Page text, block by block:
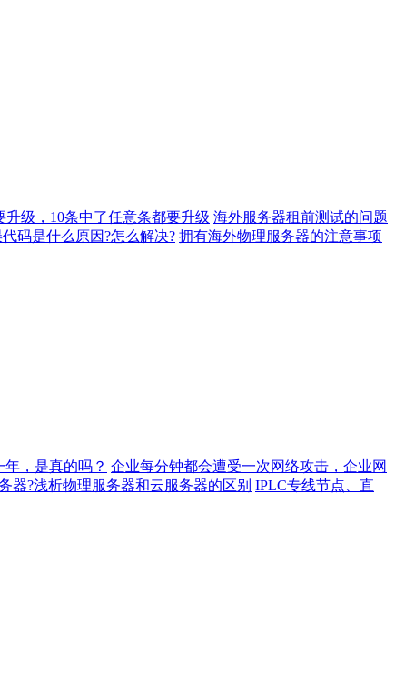
级，10条中了任意条都要升级 海外服务器租前测试的问题
码是什么原因?怎么解决? 拥有海外物理服务器的注意事项
，是真的吗？ 企业每分钟都会遭受一次网络攻击，企业网
器?浅析物理服务器和云服务器的区别 IPLC专线节点、直